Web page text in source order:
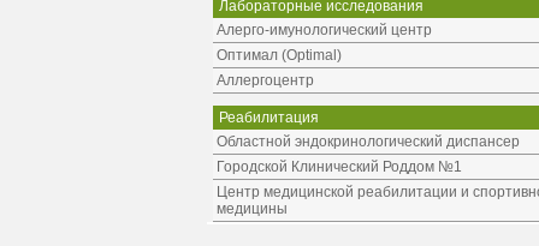
Лабораторные исследования
Алерго-имунологический центр
Оптимал (Optimal)
Аллергоцентр
Реабилитация
Областной эндокринологический диспансер
Городской Клинический Роддом №1
Центр медицинской реабилитации и
медицины